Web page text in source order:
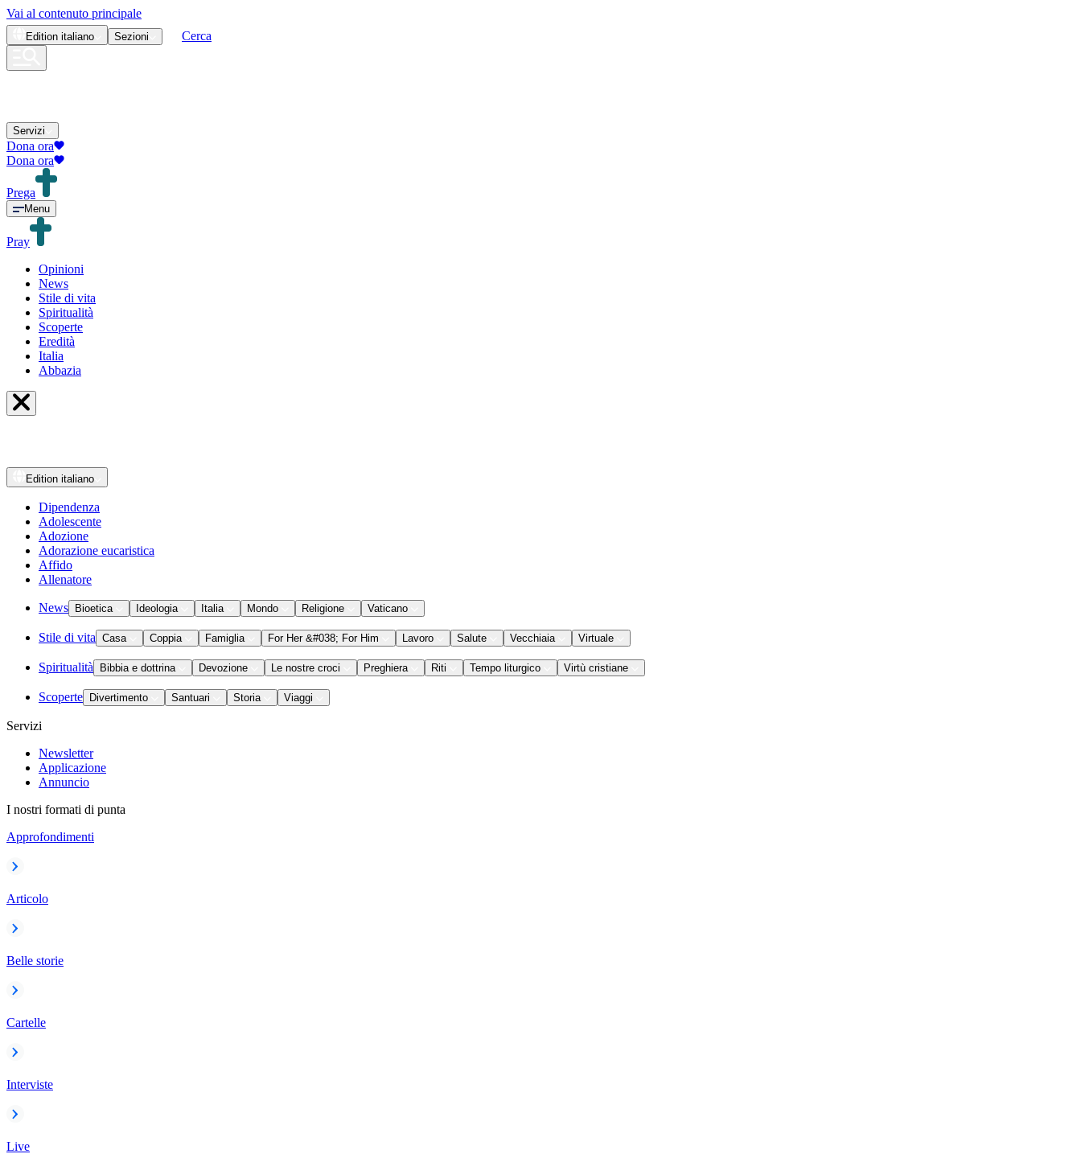
Vai al contenuto principale
Edition italiano Sezioni Cerca
Servizi
Dona ora
Dona ora
Prega
Menu
Pray
Opinioni
News
Stile di vita
Spiritualità
Scoperte
Eredità
Italia
Abbazia
Edition italiano
Dipendenza
Adolescente
Adozione
Adorazione eucaristica
Affido
Allenatore
News Bioetica Ideologia Italia Mondo Religione Vaticano
Stile di vita Casa Coppia Famiglia For Her &#038; For Him Lavoro Salute Vecchiaia Virtuale
Spiritualità Bibbia e dottrina Devozione Le nostre croci Preghiera Riti Tempo liturgico Virtù cristiane
Scoperte Divertimento Santuari Storia Viaggi
Servizi
Newsletter
Applicazione
Annuncio
I nostri formati di punta
Approfondimenti
Articolo
Belle storie
Cartelle
Interviste
Live